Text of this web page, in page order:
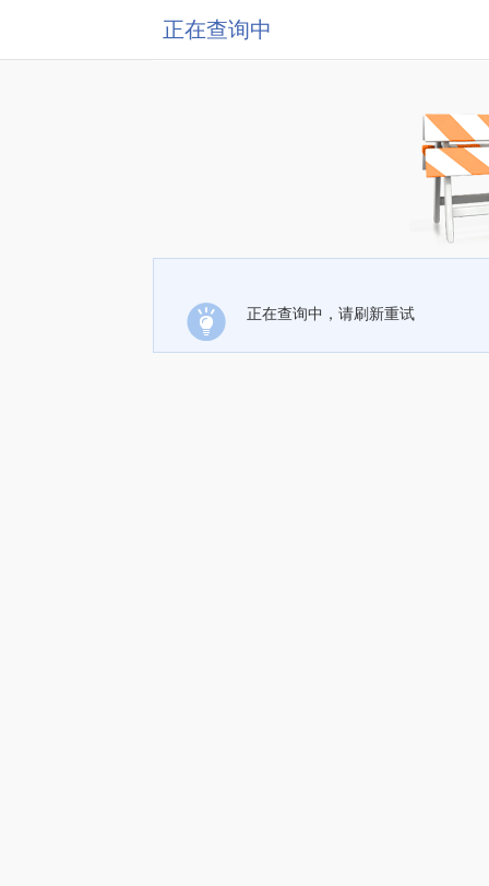
正在查询中
正在查询中，请刷新重试